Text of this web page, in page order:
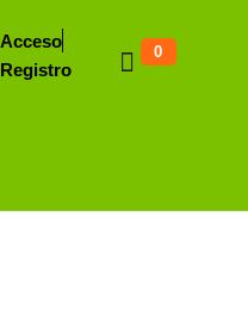
Acceso
Registro
0